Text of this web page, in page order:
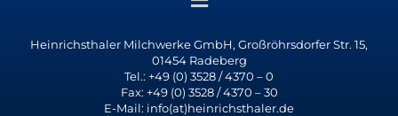
Heinrichsthaler Milchwerke GmbH, Großröhrsdorfer Str. 15,
01454 Radeberg
Tel.: +49 (0) 3528 / 4370 – 0
Fax: +49 (0) 3528 / 4370 – 30
E-Mail: info(at)heinrichsthaler.de